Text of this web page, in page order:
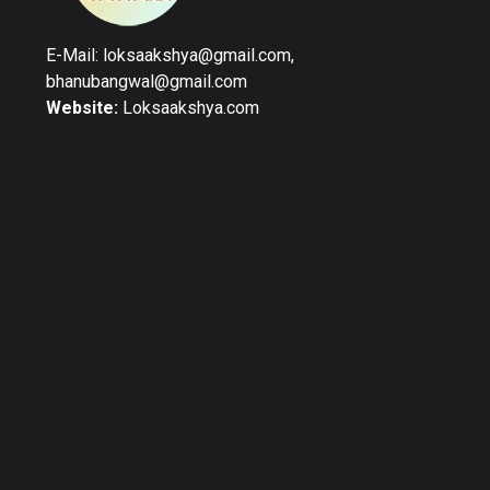
E-Mail: loksaakshya@gmail.com,
bhanubangwal@gmail.com
Website: Loksaakshya.com